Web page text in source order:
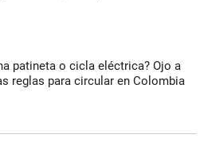
patineta o cicla eléctrica? Ojo a
reglas para circular en Colombia